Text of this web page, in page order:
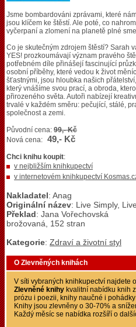
Jsme bombardováni zprávami, které
jsou klíčem ke štěstí. Ale poté, co
vyčerpaní a zlomení na planetě plné
Co je skutečným zdrojem štěstí? Sarah
YES! prozkoumávají význam pravého
potřebném díle přinášejí fascinující
osobní příběhy, které vedou k život
šťastnými, jsou hloubka našich
který vnášíme svou prací, a obroda,
přirozeného světa. Autoři nabízejí
trvalé v každém směru: pečující, stálé,
společnost a zemi.
Původní cena: 99,- Kč
Nová cena: 49,- Kč
Chci knihu koupit:
v nejbližším knihkupectví
v internetovém knihkupectví
Nakladatel: Anag
Originální název: Live Simply,
Překlad: Jana Vořechovská
brožovaná, 152 stran
Kategorie: Zdraví a životní styl
O Zlevněných knihách
V síti vybraných knihkupectví najdete
Zlevněné knihy kvalitní nabídku knih
prózu i poezii, knihy naučné i
Knihy jsou zlevněny o 30-70% a
Každý měsíc se nabídka rozšíří o